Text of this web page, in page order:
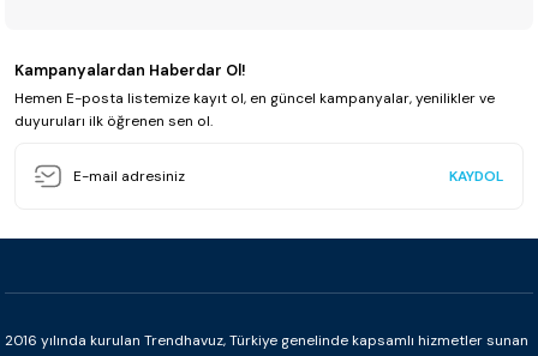
Kampanyalardan Haberdar Ol!
Hemen E-posta listemize kayıt ol, en güncel kampanyalar, yenilikler ve
duyuruları ilk öğrenen sen ol.
KAYDOL
2016 yılında kurulan Trendhavuz, Türkiye genelinde kapsamlı hizmetler sunan